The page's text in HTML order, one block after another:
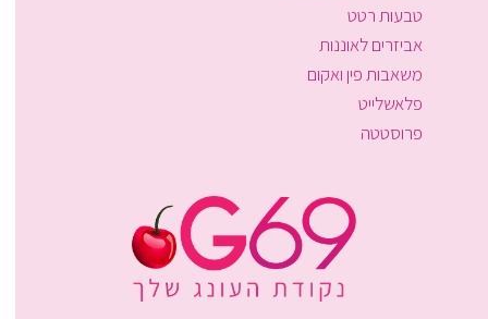
טבעות רטט
אביזרים לאוננות
משאבות פין ואקום
פלאשלייט
פרוסטטה